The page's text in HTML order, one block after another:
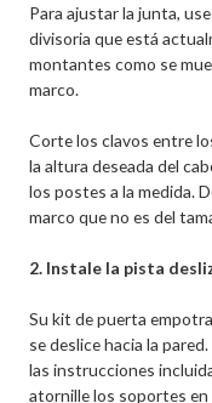
Para ajustar la junta,
divisoria que está
montantes como se
marco.
Corte los clavos entre
la altura deseada del
los postes a la medida.
marco que no es del
2. Instale la pista
Su kit de puerta
se deslice hacia la
las instrucciones
atornille los soportes